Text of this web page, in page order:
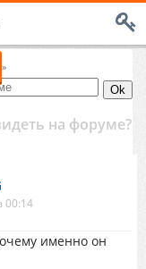
»
на форуме?
00:14
именно он